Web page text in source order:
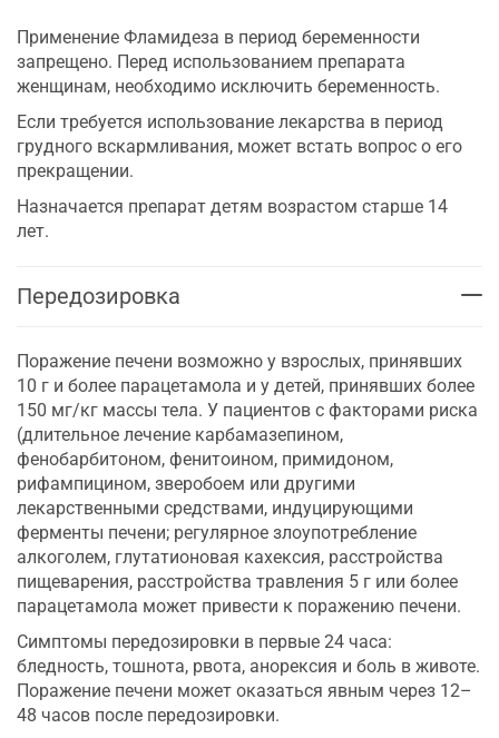
Применение Фламидеза в период беременности
запрещено. Перед использованием препарата
женщинам, необходимо исключить беременность.
Если требуется использование лекарства в период
грудного вскармливания, может встать вопрос о его
прекращении.
Назначается препарат детям возрастом старше 14
лет.
Передозировка
Поражение печени возможно у взрослых, принявших
10 г и более парацетамола и у детей, принявших более
150 мг/кг массы тела. У пациентов с факторами риска
(длительное лечение карбамазепином,
фенобарбитоном, фенитоином, примидоном,
рифампицином, зверобоем или другими
лекарственными средствами, индуцирующими
ферменты печени; регулярное злоупотребление
алкоголем, глутатионовая кахексия, расстройства
пищеварения, расстройства травления 5 г или более
парацетамола может привести к поражению печени.
Симптомы передозировки в первые 24 часа:
бледность, тошнота, рвота, анорексия и боль в животе.
Поражение печени может оказаться явным через 12–
48 часов после передозировки.